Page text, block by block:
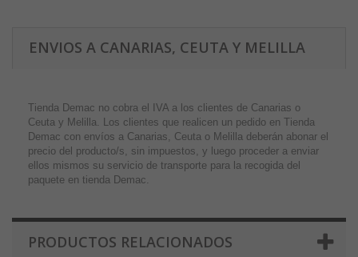
ENVIOS A CANARIAS, CEUTA Y MELILLA
Tienda Demac no cobra el IVA a los clientes de Canarias o
Ceuta y Melilla. Los clientes que realicen un pedido en Tienda
Demac con envíos a Canarias, Ceuta o Melilla deberán abonar el
precio del producto/s, sin impuestos, y luego proceder a enviar
ellos mismos su servicio de transporte para la recogida del
paquete en tienda Demac.
PRODUCTOS RELACIONADOS